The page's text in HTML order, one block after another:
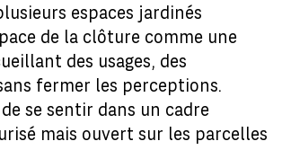
espaces jardinés
de la clôture comme une
des usages, des
fermer les perceptions.
se sentir dans un cadre
mais ouvert sur les parcelles